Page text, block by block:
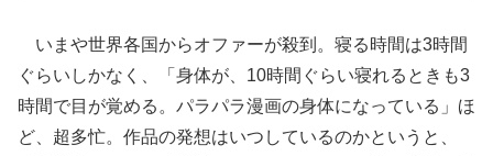
いまや世界各国からオファーが殺到。寝る時間は3時間
ぐらいしかなく、「身体が、10時間ぐらい寝れるときも3
時間で目が覚める。パラパラ漫画の身体になっている」ほ
ど、超多忙。作品の発想はいつしているのかというと、